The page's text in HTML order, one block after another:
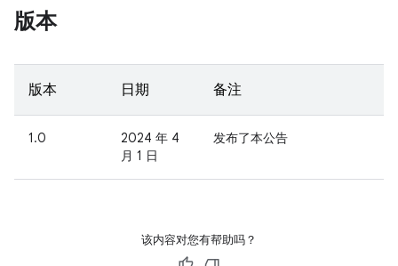
版本
版本 日期 备注
1.0
2024 年 4
月 1 日
发布了本公告
该内容对您有帮助吗？